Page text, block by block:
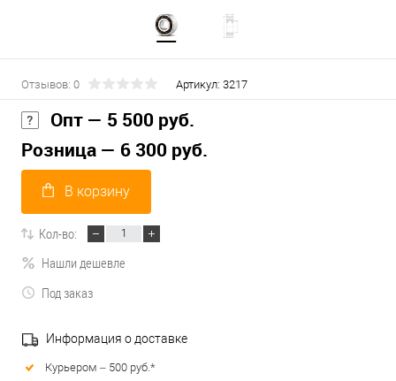
Отзывов: 0 Артикул: 3217
Опт — 5 500 руб.
Розница — 6 300 руб.
В корзину
Кол-во:
Нашли дешевле
Под заказ
Информация о доставке
Курьером – 500 руб.*